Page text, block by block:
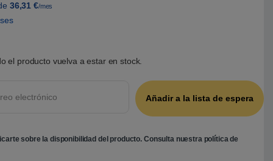
36,31 €/mes
el producto vuelva a estar en stock.
sobre la disponibilidad del producto. Consulta nuestra política de